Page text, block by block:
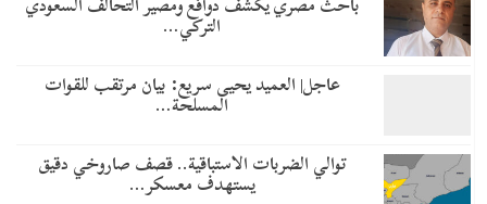
التركي…
عاجل| العميد يحيى سريع: بيان مرتقب للقوات
المسلحة…
توالي الضربات الاستباقية.. قصف صاروخي دقيق
يستهدف معسكر…